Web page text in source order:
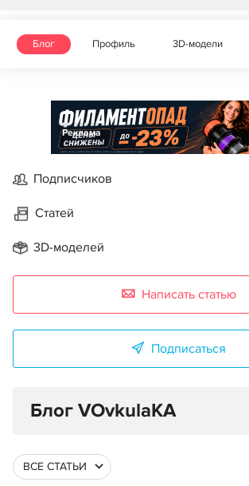
Блог Профиль 3D-модели
Реклама
Подписчиков
Статей
3D-моделей
Написать статью
Подписаться
Блог VOvkulaKA
ВСЕ СТАТЬИ